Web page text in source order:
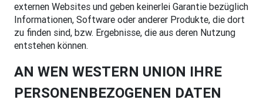
externen Websites und geben keinerlei Garantie bezüglich
Informationen, Software oder anderer Produkte, die dort
zu finden sind, bzw. Ergebnisse, die aus deren Nutzung
entstehen können.
AN WEN WESTERN UNION IHRE
PERSONENBEZOGENEN DATEN